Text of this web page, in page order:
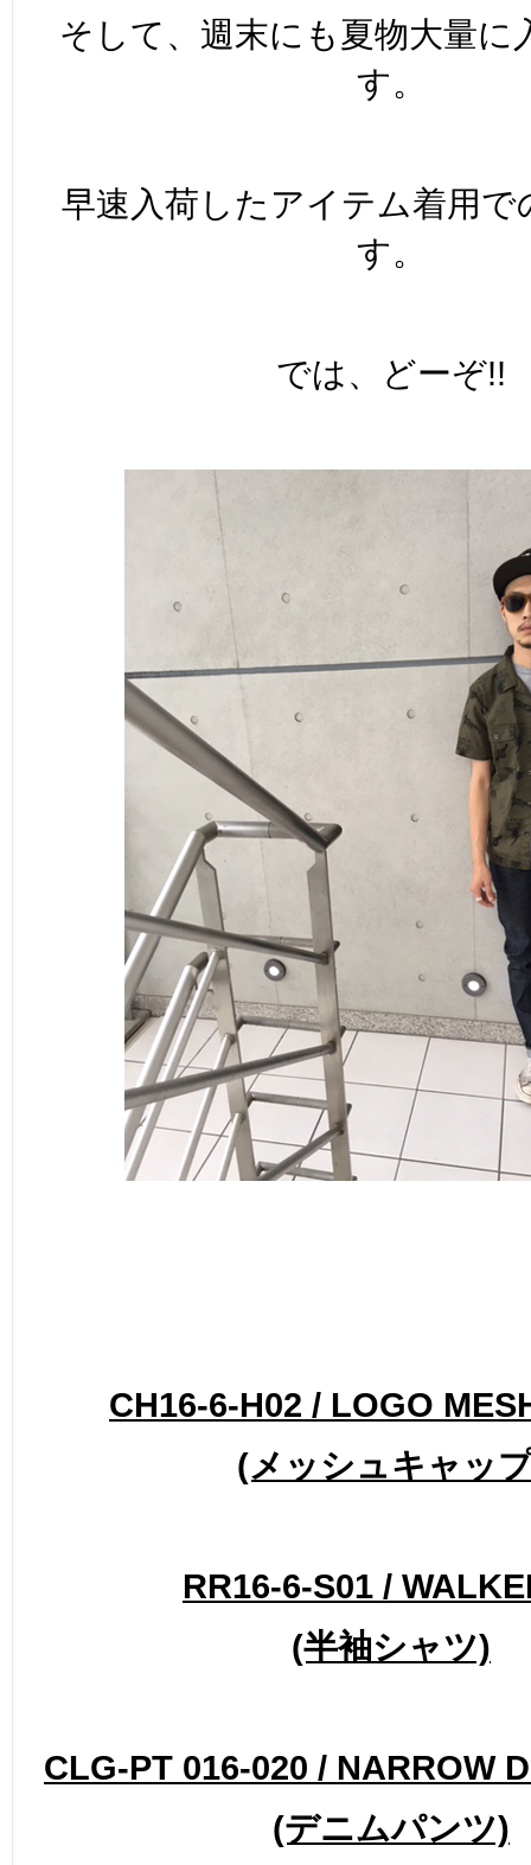
そして、週末にも夏物大量に
す。
早速入荷したアイテム着用で
す。
では、どーぞ!!
CH16-6-H02 / LOGO
(メッシュキャッ
RR16-6-S01 /
(半袖シャツ)
CLG-PT 016-020 / NARROW
(デニムパンツ)